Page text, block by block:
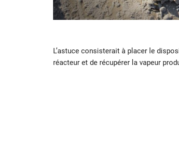
L’astuce consisterait à placer le
réacteur et de récupérer la vapeur